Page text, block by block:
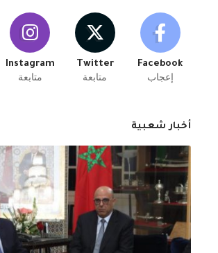
Facebook
إعجاب
Twitter
متابعة
Instagram
متابعة
أخبار شعبية